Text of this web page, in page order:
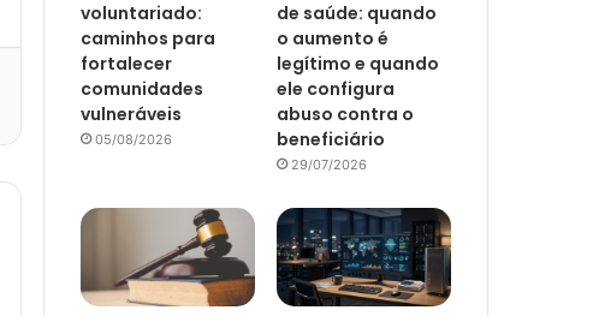
voluntariado:
caminhos para
fortalecer
comunidades
vulneráveis
05/08/2026
de saúde: quando
o aumento é
legítimo e quando
ele configura
abuso contra o
beneficiário
29/07/2026